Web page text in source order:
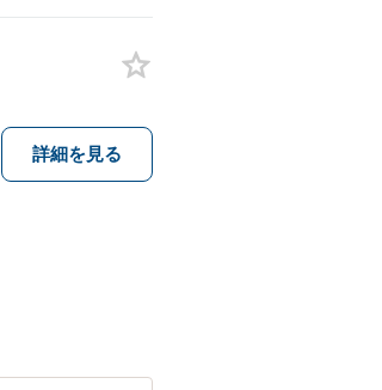
詳細を見る